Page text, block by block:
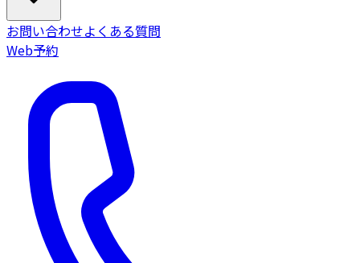
お問い合わせよくある質問
Web予約